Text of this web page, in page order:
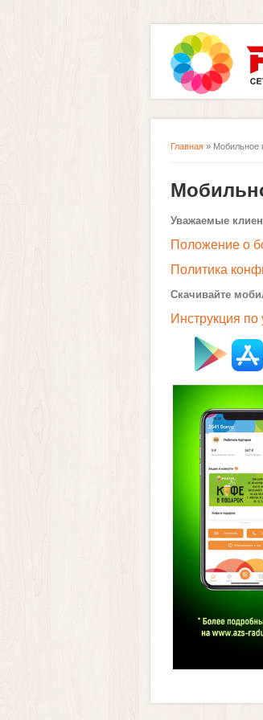
Главная » Мобильное
Уважаемые
Положение о
Политика
Скачивайте
Инструкция по